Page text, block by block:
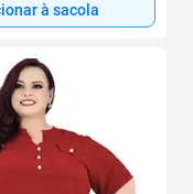
à sacola